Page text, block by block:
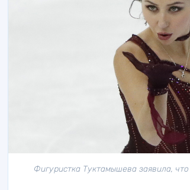
Фигуристка Туктамышева заявила,